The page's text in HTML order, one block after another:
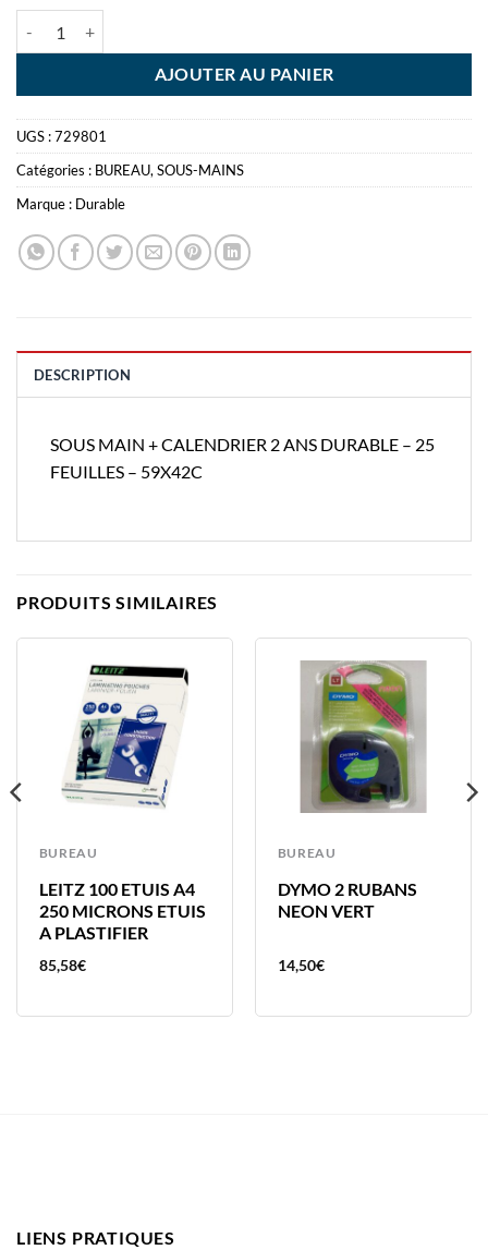
AJOUTER AU PANIER
UGS :729801
Catégories : BUREAU,SOUS-MAINS
Marque : Durable
DESCRIPTION
SOUS MAIN + CALENDRIER 2 ANS DURABLE – 25
FEUILLES – 59X42C
PRODUITS SIMILAIRES
BUREAU
LEITZ 100 ETUIS A4
250 MICRONS ETUIS
A PLASTIFIER
85,58€
BUREAU
DYMO 2 RUBANS
NEON VERT
14,50€
LIENS PRATIQUES